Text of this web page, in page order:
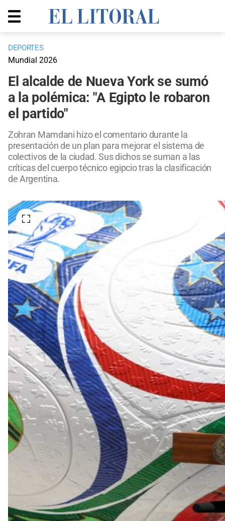
DEPORTES
Mundial 2026
El alcalde de Nueva York se sumó
a la polémica: "A Egipto le robaron
el partido"
Zohran Mamdani hizo el comentario durante la
presentación de un plan para mejorar el sistema de
colectivos de la ciudad. Sus dichos se suman a las
críticas del cuerpo técnico egipcio tras la clasificación
de Argentina.